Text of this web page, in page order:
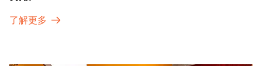
了解更多